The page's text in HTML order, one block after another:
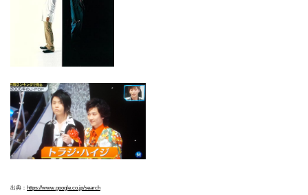
出典： https://www.google.co.jp/search